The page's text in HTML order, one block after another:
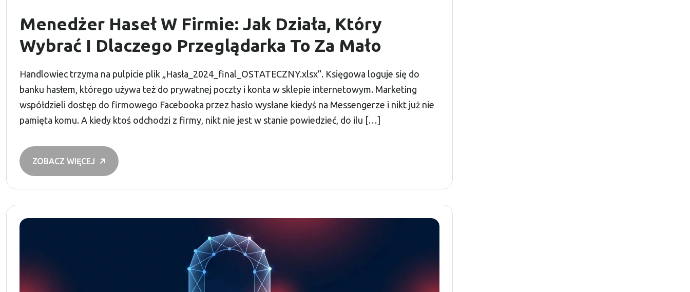
Menedżer Haseł W Firmie: Jak Działa, Który
Wybrać I Dlaczego Przeglądarka To Za Mało
Handlowiec trzyma na pulpicie plik „Hasła_2024_final_OSTATECZNY.xlsx”. Księgowa loguje się do
banku hasłem, którego używa też do prywatnej poczty i konta w sklepie internetowym. Marketing
współdzieli dostęp do firmowego Facebooka przez hasło wysłane kiedyś na Messengerze i nikt już nie
pamięta komu. A kiedy ktoś odchodzi z firmy, nikt nie jest w stanie powiedzieć, do ilu […]
ZOBACZ WIĘCEJ